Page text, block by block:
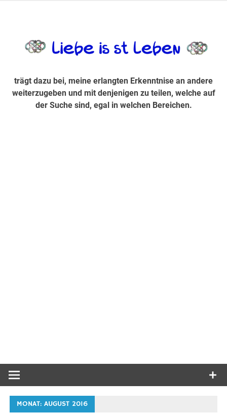
Suche sind, egal in welchen Bereichen.
trägt dazu bei, meine erlangten Erkenntnise an andere
weiterzugeben und mit denjenigen zu teilen, welche auf
der Suche sind, egal in welchen Bereichen.
MONAT:AUGUST 2016